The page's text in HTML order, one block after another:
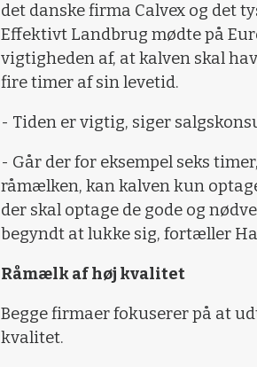
det danske firma Calvex og det
Effektivt Landbrug mødte på
vigtigheden af, at kalven skal
fire timer af sin levetid.
- Tiden er vigtig, siger
- Går der for eksempel seks
råmælken, kan kalven kun
der skal optage de gode og
begyndt at lukke sig, fortæller
Råmælk af høj kvalitet
Begge firmaer fokuserer på at
kvalitet.